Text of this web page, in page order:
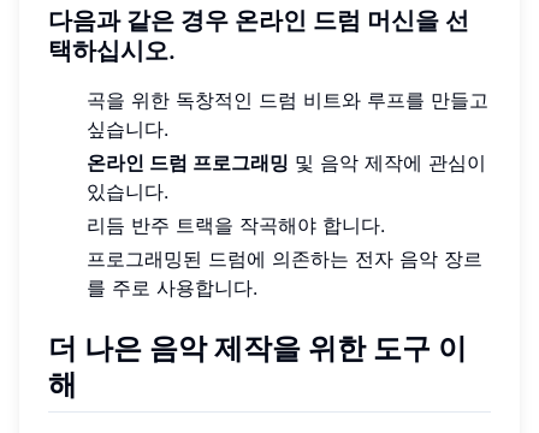
다음과 같은 경우 온라인 드럼 머신을 선
택하십시오.
곡을 위한 독창적인 드럼 비트와 루프를 만들고
싶습니다.
온라인 드럼 프로그래밍 및 음악 제작에 관심이
있습니다.
리듬 반주 트랙을 작곡해야 합니다.
프로그래밍된 드럼에 의존하는 전자 음악 장르
를 주로 사용합니다.
더 나은 음악 제작을 위한 도구 이
해